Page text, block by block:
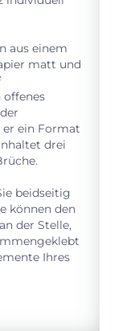
aus einem
matt und
er ein Format
drei
beidseitig
können den
der Stelle,
Ihres